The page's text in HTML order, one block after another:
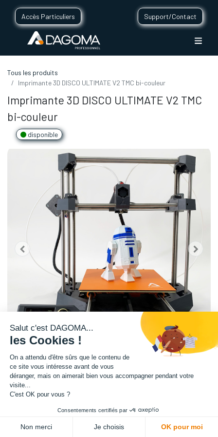
Accès Particuliers Support/Contact
Tous les produits
Imprimante 3D DISCO ULTIMATE V2 TMC bi-couleur
Imprimante 3D DISCO ULTIMATE V2 TMC
bi-couleur
disponible
Imprimante 3D DISCO ULTIMATE V2 TMC bi-couleur conçue et fabriquée
en France.
- impression simultanée avec deux filaments
Salut c'est DAGOMA...
les Cookies !
On a attendu d'être sûrs que le contenu de
ce site vous intéresse avant de vous
déranger, mais on aimerait bien vous accompagner pendant votre
visite...
C'est OK pour vous ?
Consentements certifiés par
Non merci Je choisis OK pour moi